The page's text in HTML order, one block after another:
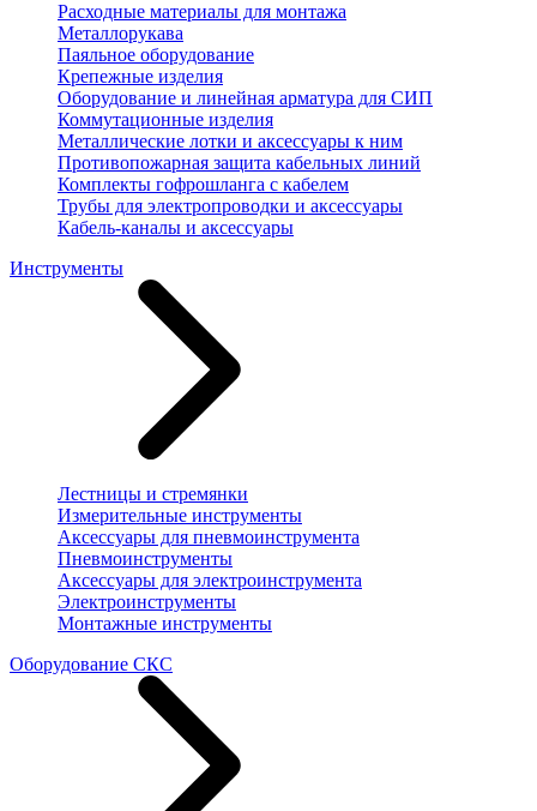
Расходные материалы для монтажа
Металлорукава
Паяльное оборудование
Крепежные изделия
Оборудование и линейная арматура для СИП
Коммутационные изделия
Металлические лотки и аксессуары к ним
Противопожарная защита кабельных линий
Комплекты гофрошланга с кабелем
Трубы для электропроводки и аксессуары
Кабель-каналы и аксессуары
Инструменты
Лестницы и стремянки
Измерительные инструменты
Аксессуары для пневмоинструмента
Пневмоинструменты
Аксессуары для электроинструмента
Электроинструменты
Монтажные инструменты
Оборудование СКС